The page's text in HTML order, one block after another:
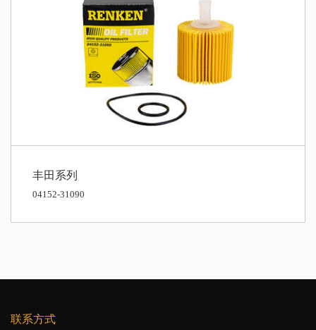
丰田系列
04152-31090
联系方式